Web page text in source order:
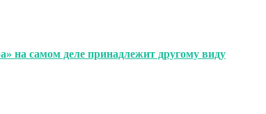
на самом деле принадлежит другому виду